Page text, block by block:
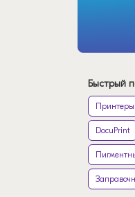
Быстрый
Принтеры
DocuPrint